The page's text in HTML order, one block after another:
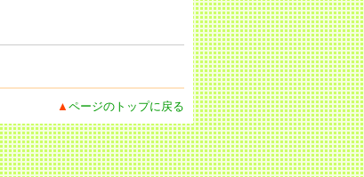
▲ ページのトップに戻る